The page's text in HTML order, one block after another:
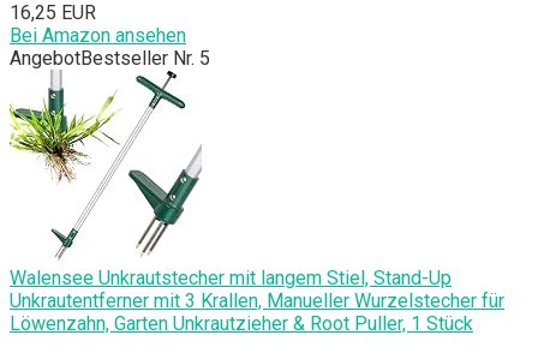
16,25 EUR
Bei Amazon ansehen
AngebotBestseller Nr. 5
Walensee Unkrautstecher mit langem Stiel, Stand-Up
Unkrautentferner mit 3 Krallen, Manueller Wurzelstecher für
Löwenzahn, Garten Unkrautzieher & Root Puller, 1 Stück